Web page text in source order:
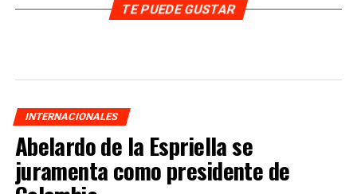
TE PUEDE GUSTAR
INTERNACIONALES
Abelardo de la Espriella se
juramenta como presidente de